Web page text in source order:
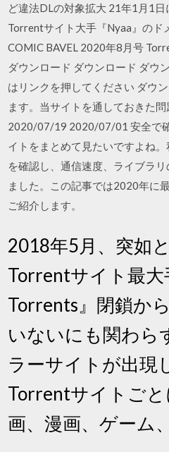
ど違法DLの対象拡大 21年1月1
Torrentサイト大手『Nyaa』のド
COMIC BAVEL 2020年8月号
ダウンロード ダウンロード ダウ
はリンクを押してください ダウ
ます。当サイトを通しておきた
2020/07/19 2020/07/01 安全で
イトをまとめて見たいですよね
を確認し、通信速度、ライブラリ
ました。この記事では2020年に
ご紹介します。
2018年5月、突如
Torrentサイト最大
Torrents』閉鎖か
いないにも関わら
ラーサイトが出現
Torrentサイトご
画、漫画、ゲーム